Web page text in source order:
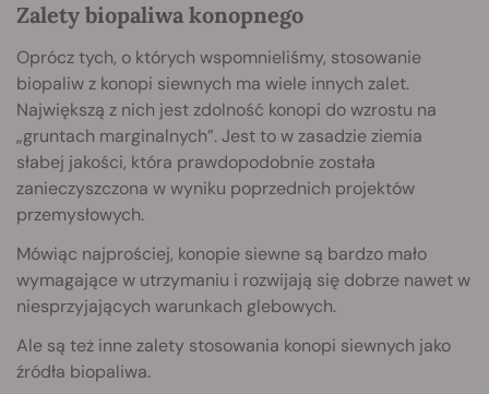
Zalety biopaliwa konopnego
Oprócz tych, o których wspomnieliśmy, stosowanie
biopaliw z konopi siewnych ma wiele innych zalet.
Największą z nich jest zdolność konopi do wzrostu na
„gruntach marginalnych”. Jest to w zasadzie ziemia
słabej jakości, która prawdopodobnie została
zanieczyszczona w wyniku poprzednich projektów
przemysłowych.
Mówiąc najprościej, konopie siewne są bardzo mało
wymagające w utrzymaniu i rozwijają się dobrze nawet w
niesprzyjających warunkach glebowych.
Ale są też inne zalety stosowania konopi siewnych jako
źródła biopaliwa.